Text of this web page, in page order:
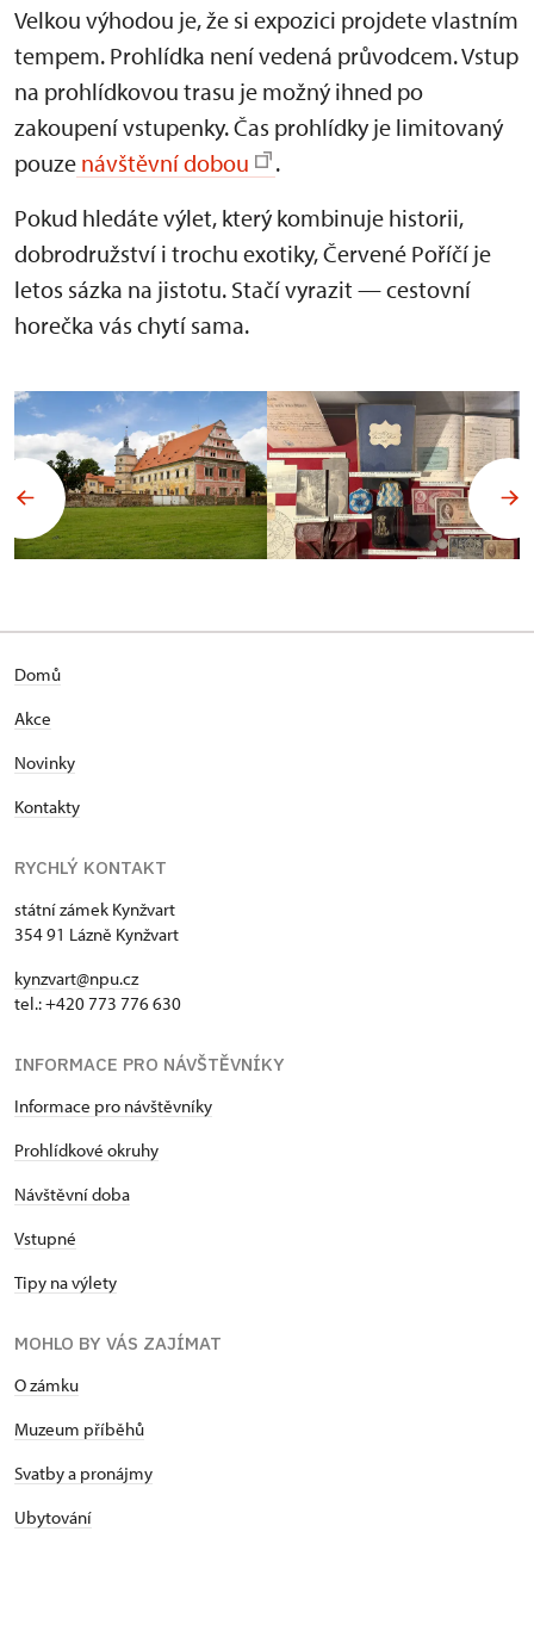
Velkou výhodou je, že si expozici projdete vlastním
tempem. Prohlídka není vedená průvodcem. Vstup
na prohlídkovou trasu je možný ihned po
zakoupení vstupenky. Čas prohlídky je limitovaný
pouze návštěvní dobou
.
Pokud hledáte výlet, který kombinuje historii,
dobrodružství i trochu exotiky, Červené Poříčí je
letos sázka na jistotu. Stačí vyrazit — cestovní
horečka vás chytí sama.
Domů
Akce
Novinky
Kontakty
RYCHLÝ KONTAKT
státní zámek Kynžvart
354 91 Lázně Kynžvart
kynzvart@npu.cz
tel.: +420 773 776 630
INFORMACE PRO NÁVŠTĚVNÍKY
Informace pro návštěvníky
Prohlídkové okruhy
Návštěvní doba
Vstupné
Tipy na výlety
MOHLO BY VÁS ZAJÍMAT
O zámku
Muzeum příběhů
Svatby a pronájmy
Ubytování